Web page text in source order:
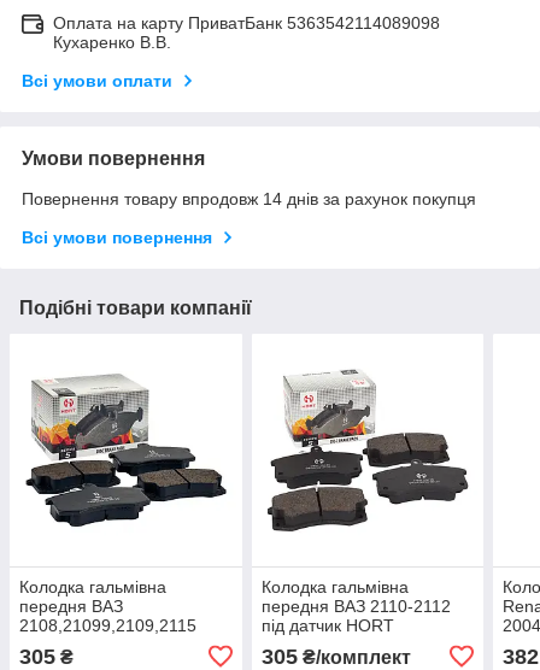
Оплата на карту ПриватБанк 5363542114089098
Кухаренко В.В.
Всі умови оплати
Умови повернення
Повернення товару впродовж 14 днів за рахунок покупця
Всі умови повернення
Подібні товари компанії
Колодка гальмівна
передня ВАЗ
2108,21099,2109,2115
305 ₴
Колодка гальмівна
передня ВАЗ 2110-2112
під датчик HORT
305₴/комплект 382